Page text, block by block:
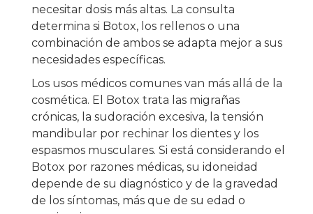
necesitar dosis más altas. La consulta
determina si Botox, los rellenos o una
combinación de ambos se adapta mejor a sus
necesidades específicas.
Los usos médicos comunes van más allá de la
cosmética. El Botox trata las migrañas
crónicas, la sudoración excesiva, la tensión
mandibular por rechinar los dientes y los
espasmos musculares. Si está considerando el
Botox por razones médicas, su idoneidad
depende de su diagnóstico y de la gravedad
de los síntomas, más que de su edad o